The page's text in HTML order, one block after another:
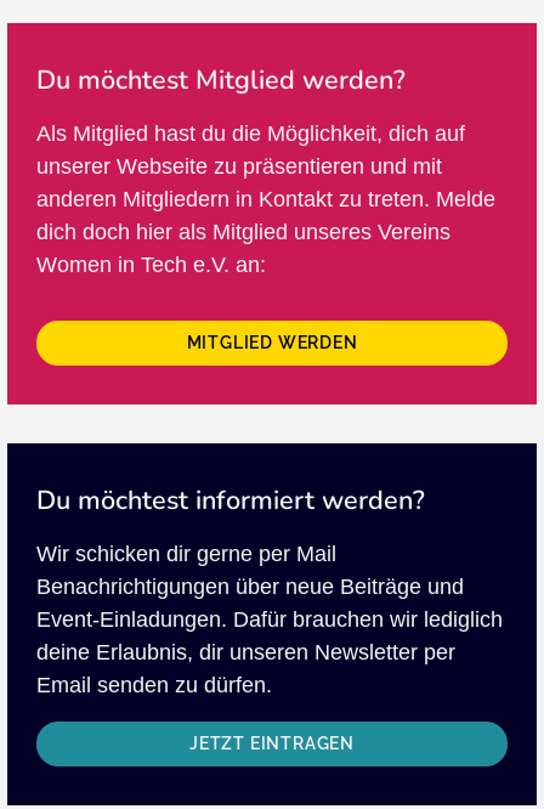
Du möchtest Mitglied werden?
Als Mitglied hast du die Möglichkeit, dich auf
unserer Webseite zu präsentieren und mit
anderen Mitgliedern in Kontakt zu treten. Melde
dich doch hier als Mitglied unseres Vereins
Women in Tech e.V. an:
MITGLIED WERDEN
Du möchtest informiert werden?
Wir schicken dir gerne per Mail
Benachrichtigungen über neue Beiträge und
Event-Einladungen. Dafür brauchen wir lediglich
deine Erlaubnis, dir unseren Newsletter per
Email senden zu dürfen.
JETZT EINTRAGEN